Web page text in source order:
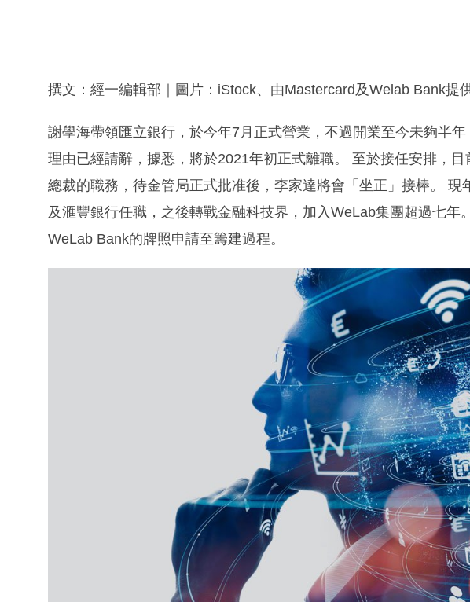
撰文：經一編輯部｜圖片：iStock、由Mastercard及Welab Bank提
謝學海帶領匯立銀行，於今年7月正式營業，不過開業至今未夠半
理由已經請辭，據悉，將於2021年初正式離職。 至於接任安排，
總裁的職務，待金管局正式批准後，李家達將會「坐正」接棒。 現
及滙豐銀行任職，之後轉戰金融科技界，加入WeLab集團超過七年
WeLab Bank的牌照申請至籌建過程。